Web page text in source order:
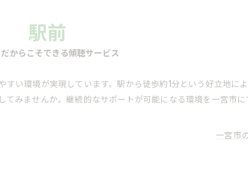
駅前
からこそできる傾聴サービス
い環境が実現しています。駅から徒歩約1分という好立地に
みませんか。継続的なサポートが可能になる環境を一宮市
一宮市